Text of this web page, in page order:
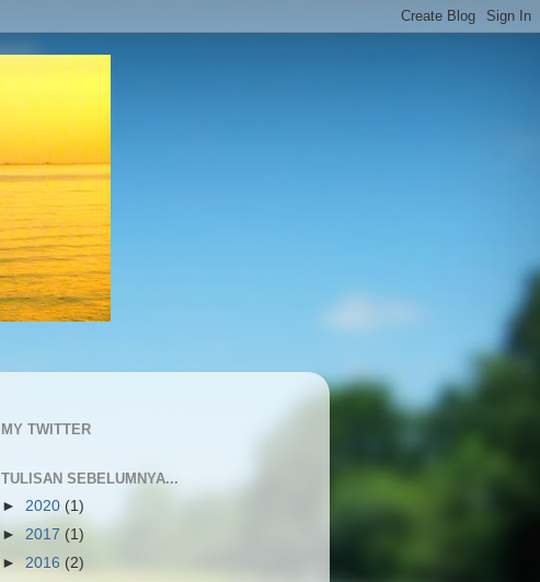
MY TWITTER
TULISAN SEBELUMNYA...
► 2020 (1)
► 2017 (1)
► 2016 (2)